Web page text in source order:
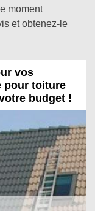
moment
et obtenez-le
vos
pour toiture
budget !